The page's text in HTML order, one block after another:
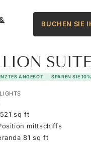
BUCHEN SIE
SUITE
ANGEBOT SPAREN SIE 10%
sq ft
mittschiffs
81 sq ft